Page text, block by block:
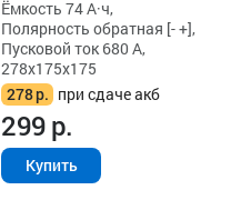
Ёмкость 74 А·ч,
Полярность обратная [- +],
Пусковой ток 680 А,
278x175x175
278р. при сдаче акб
299р.
Купить